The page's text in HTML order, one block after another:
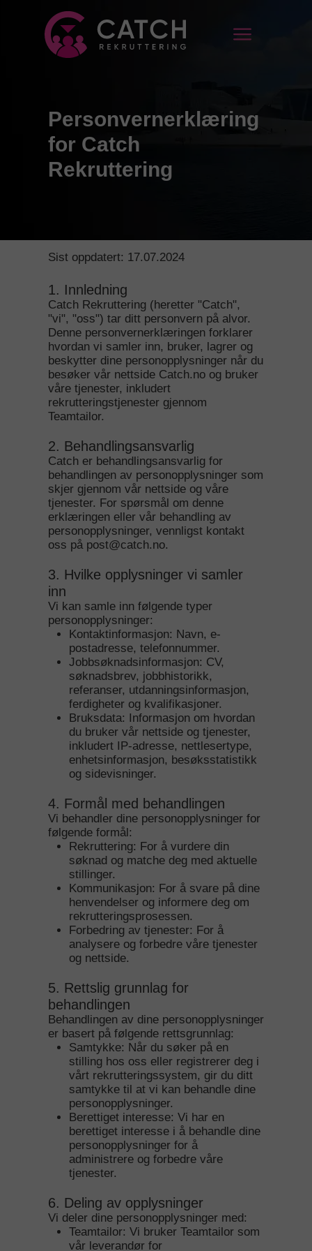
Personvernerklæring
for Catch
Rekruttering
Sist oppdatert: 17.07.2024
1. Innledning
Catch Rekruttering (heretter "Catch",
"vi", "oss") tar ditt personvern på alvor.
Denne personvernerklæringen forklarer
hvordan vi samler inn, bruker, lagrer og
beskytter dine personopplysninger når du
besøker vår nettside Catch.no og bruker
våre tjenester, inkludert
rekrutteringstjenester gjennom
Teamtailor.
2. Behandlingsansvarlig
Catch er behandlingsansvarlig for
behandlingen av personopplysninger som
skjer gjennom vår nettside og våre
tjenester. For spørsmål om denne
erklæringen eller vår behandling av
personopplysninger, vennligst kontakt
oss på post@catch.no.
3. Hvilke opplysninger vi samler
inn
Vi kan samle inn følgende typer
personopplysninger:
Kontaktinformasjon: Navn, e-
postadresse, telefonnummer.
Jobbsøknadsinformasjon: CV,
søknadsbrev, jobbhistorikk,
referanser, utdanningsinformasjon,
ferdigheter og kvalifikasjoner.
Bruksdata: Informasjon om hvordan
du bruker vår nettside og tjenester,
inkludert IP-adresse, nettlesertype,
enhetsinformasjon, besøksstatistikk
og sidevisninger.
4. Formål med behandlingen
Vi behandler dine personopplysninger for
følgende formål:
Rekruttering: For å vurdere din
søknad og matche deg med aktuelle
stillinger.
Kommunikasjon: For å svare på dine
henvendelser og informere deg om
rekrutteringsprosessen.
Forbedring av tjenester: For å
analysere og forbedre våre tjenester
og nettside.
5. Rettslig grunnlag for
behandlingen
Behandlingen av dine personopplysninger
er basert på følgende rettsgrunnlag:
Samtykke: Når du søker på en
stilling hos oss eller registrerer deg i
vårt rekrutteringssystem, gir du ditt
samtykke til at vi kan behandle dine
personopplysninger.
Berettiget interesse: Vi har en
berettiget interesse i å behandle dine
personopplysninger for å
administrere og forbedre våre
tjenester.
6. Deling av opplysninger
Vi deler dine personopplysninger med:
Teamtailor: Vi bruker Teamtailor som
vår leverandør for